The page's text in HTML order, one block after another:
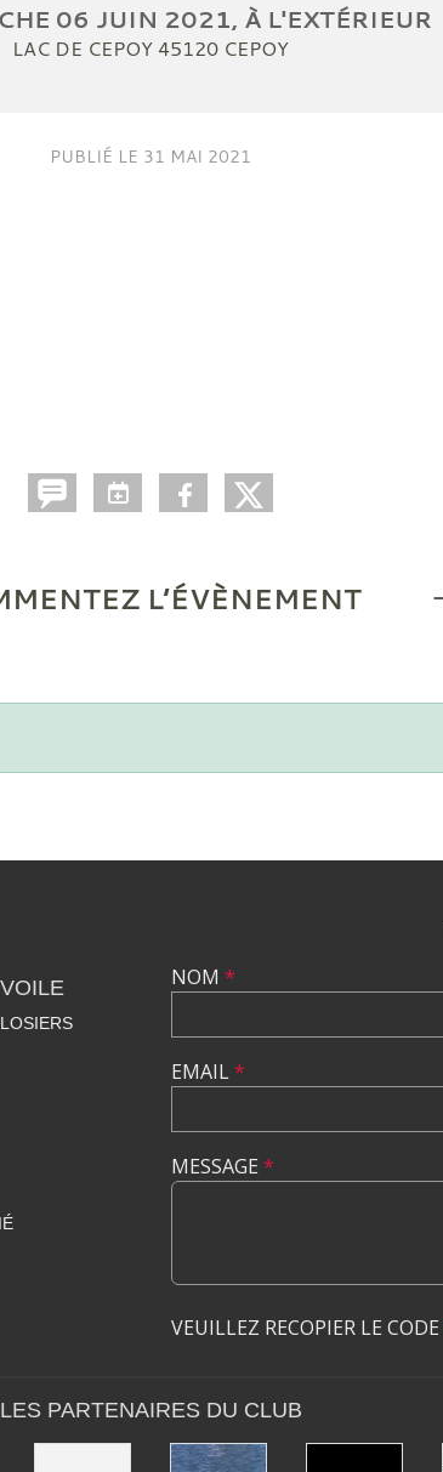
06 JUIN 2021, À L'EXTÉRIEUR
LAC DE CEPOY 45120 CEPOY
PUBLIÉ LE 31 MAI 2021
L’ÉVÈNEMENT
NOM *
EMAIL*
MESSAGE *
VEUILLEZ RECOPIER LE CODE
LES PARTENAIRES DU CLUB